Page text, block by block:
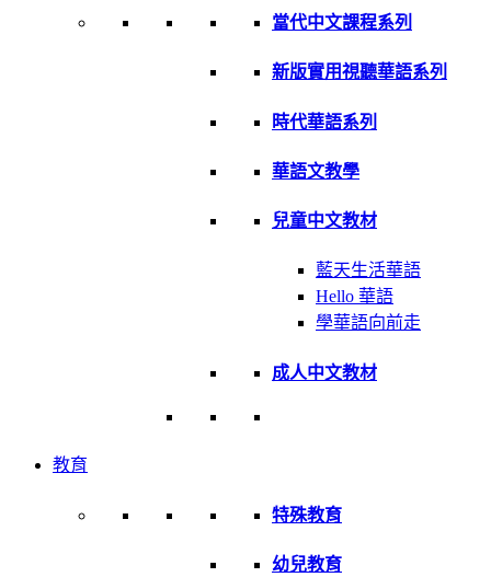
當代中文課程系列
新版實用視聽華語系列
時代華語系列
華語文教學
兒童中文教材
藍天生活華語
Hello 華語
學華語向前走
成人中文教材
教育
特殊教育
幼兒教育